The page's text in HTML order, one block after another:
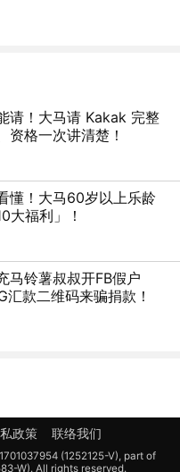
请！大马请 Kakak 完整
资格一次讲清楚！
懂！大马60岁以上乐龄
大福利」！
马铃薯叔叔开FB假户
汇款二维码来骗捐款！
政策 联络我们
(1252125-V), part of
W). All rights reserved.